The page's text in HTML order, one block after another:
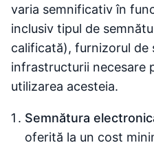
varia semnificativ în
inclusiv tipul de
calificată), furnizorul de
infrastructurii necesare
utilizarea acesteia.
Semnătura
oferită la un cost